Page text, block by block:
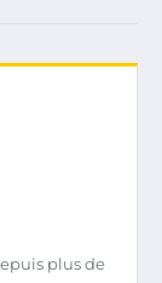
plus de